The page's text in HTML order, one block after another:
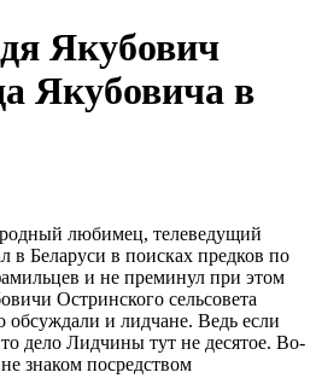
Якубович
Якубовича в
любимец, телеведущий
Беларуси в поисках предков по
и не преминул при этом
Остринского сельсовета
и лидчане. Ведь если
дело Лидчины тут не десятое. Во-
знаком посредством